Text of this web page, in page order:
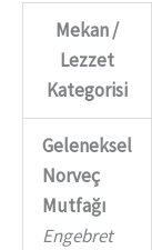
Mekan /
Lezzet
Kategorisi
Geleneksel
Norveç
Mutfağı
Engebret